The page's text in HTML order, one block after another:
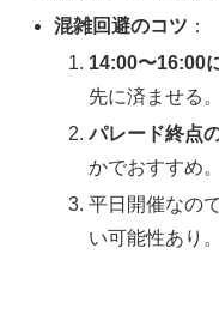
混雑回避のコツ ：
14:00〜16:00
先に済ませる。
パレード終点
かでおすすめ。
平日開催なの
い可能性あり。